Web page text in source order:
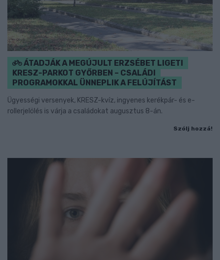
ÁTADJÁK A MEGÚJULT ERZSÉBET LIGETI
KRESZ-PARKOT GYŐRBEN – CSALÁDI
PROGRAMOKKAL ÜNNEPLIK A FELÚJÍTÁST
Ügyességi versenyek, KRESZ-kvíz, ingyenes kerékpár- és e-
rollerjelölés is várja a családokat augusztus 8-án.
Szólj hozzá!